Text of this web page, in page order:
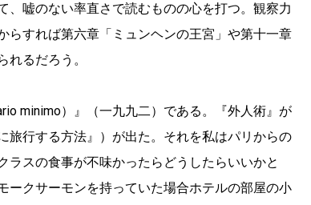
嘘のない率直さで読むものの心を打つ。観察力
らすれば第六章「ミュンヘンの王宮」や第十一章
るだろう。
minimo）』（一九九二）である。『外人術』が
旅行する方法』）が出た。それを私はパリからの
スの食事が不味かったらどうしたらいいかと
ークサーモンを持っていた場合ホテルの部屋の小